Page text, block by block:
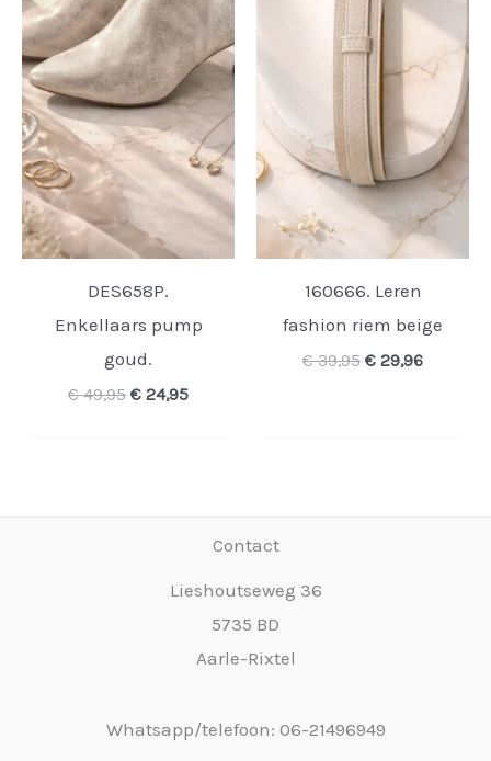
DES658P.
Enkellaars pump
goud.
€49,95 Oorspronkelijke
€ 24,95Huidige
160666. Leren
fashion riem beige
€39,95 Oorspronkelijke
€ 29,96Huidige
Contact
Lieshoutseweg 36
5735 BD
Aarle-Rixtel
Whatsapp/telefoon: 06-21496949